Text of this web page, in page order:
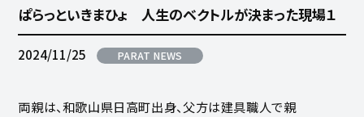
ぱらっといきまひょ 人生のベクトルが決まった現場１
2024/11/25 PARAT NEWS
両親は、和歌山県日高町出身、父方は建具職人で親